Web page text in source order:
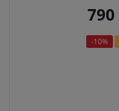
790
-10%